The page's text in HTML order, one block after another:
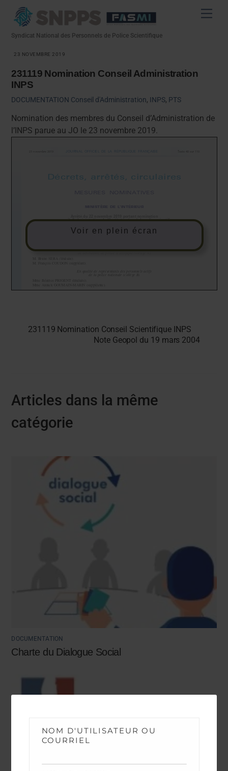
NOM D'UTILISATEUR OU
COURRIEL
Syndicat National des Personnels de Police Scientifique
23 NOVEMBRE 2019
231119 Nomination Conseil Administration
INPS
DOCUMENTATION Conseil d'Administration, INPS, PTS
Nomination des membres du Conseil d’Administration de
l’INPS parue au JO le 23 novembre 2019.
Voir en plein écran
231119 Nomination Conseil Scientifique INPS
Note Geopol du 19 mars 2004
Articles dans la même
catégorie
DOCUMENTATION
Charte du Dialogue Social